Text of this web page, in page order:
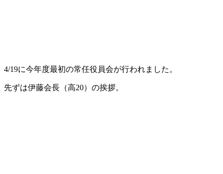
4/19に今年度最初の常任役員会が行われました。
先ずは伊藤会長（高20）の挨拶。